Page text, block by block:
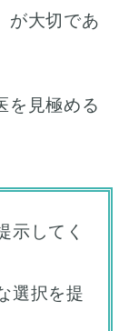
が大切であ
を見極める
示してく
選択を提